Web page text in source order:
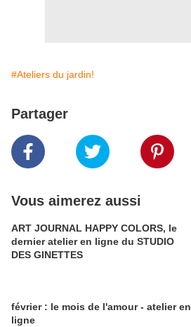
#Ateliers du jardin!
Partager
Vous aimerez aussi
ART JOURNAL HAPPY COLORS, le
dernier atelier en ligne du STUDIO
DES GINETTES
février : le mois de l'amour - atelier en
ligne